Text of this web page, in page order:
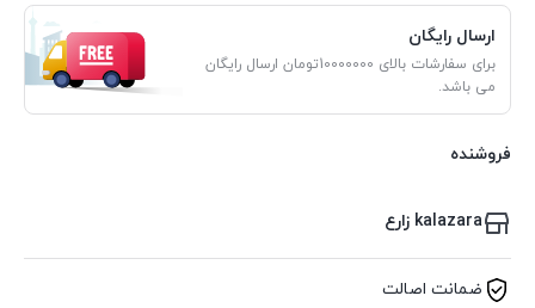
ارسال رایگان
برای سفارشات بالای 10000000تومان ارسال رایگان
می باشد.
فروشنده
kalazara زارع
ضمانت اصالت